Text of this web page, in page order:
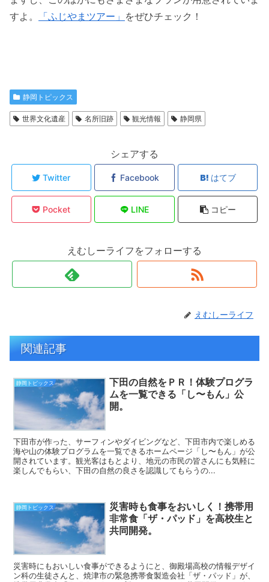
すよ。
「ふじやまツアー」 をぜひチェック！
静岡トピックス
世界文化遺産 名所旧跡 観光情報 静岡県
シェアする
Twitter Facebook はてブ
Pocket LINE コピー
えむしーライフをフォローする
えむしーライフ
関連記事
静岡トピックス
下田の自然をＰＲ！体験プログラ
ムを一覧できる「し〜もん」公
開。
下田市が作った、サーフィンやダイビングなど、下田市内で楽しめる
海や山の体験プログラムを一覧できるホームページ「し〜もん」が公
開されています。観光客はもとより、地元の市民の皆さんにも気軽に
楽しんでもらい、下田の自然の良さを認識してもらうの...
静岡トピックス
災害時も食事をおいしく！携帯用
非常食「ザ・パッド」を高校生と
共同開発。
災害時にもおいしい食事ができるようにと、御殿場高校の情報デザイ
ン科の生徒さんと、焼津市の緊急携帯食製造会社「ザ・パッド」が、